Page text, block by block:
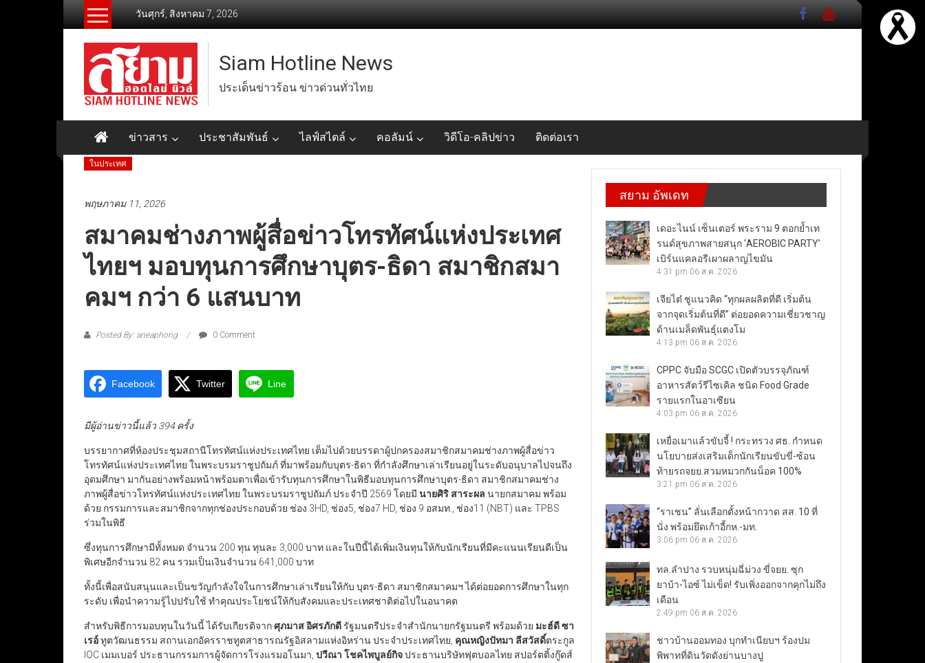
วันศุกร์, สิงหาคม 7, 2026
Siam Hotline News
ประเด็นข่าวร้อน ข่าวด่วนทั่วไทย
ข่าวสาร ประชาสัมพันธ์ ไลฟ์สไตล์ คอลัมน์ วิดีโอ-คลิปข่าว ติดต่อเรา
ในประเทศ
พฤษภาคม 11, 2026
สมาคมช่างภาพผู้สื่อข่าวโทรทัศน์แห่งประเทศ
ไทยฯ มอบทุนการศึกษาบุตร-ธิดา สมาชิกสมา
คมฯ กว่า 6 แสนบาท
Posted By: aneaphong 0 Comment
Facebook Twitter Line
มีผู้อ่านข่าวนี้แล้ว 394 ครั้ง
บรรยากาศที่ห้องประชุมสถานีโทรทัศน์แห่งประเทศไทย เต็มไปด้วยบรรดาผู้ปกครองสมาชิกสมาคมช่างภาพผู้สื่อข่าว
โทรทัศน์แห่งประเทศไทย ในพระบรมราชูปถัมภ์ ที่มาพร้อมกับบุตร-ธิดา ที่กำลังศึกษาเล่าเรียนอยู่ในระดับอนุบาลไปจนถึง
อุดมศึกษา มากันอย่างพร้อมหน้าพร้อมตาเพื่อเข้ารับทุนการศึกษาในพิธีมอบทุนการศึกษาบุตร-ธิดา สมาชิกสมาคมช่าง
ภาพผู้สื่อข่าวโทรทัศน์แห่งประเทศไทย ในพระบรมราชูปถัมภ์ ประจำปี 2569 โดยมี นายศิริ สาระผล นายกสมาคม พร้อม
ด้วย กรรมการและสมาชิกจากทุกช่องประกอบด้วย ช่อง 3HD, ช่อง5, ช่อง7 HD, ช่อง 9 อสมท., ช่อง11 (NBT) และ TPBS
ร่วมในพิธี
ซึ่งทุนการศึกษามีทั้งหมด จำนวน 200 ทุน ทุนละ 3,000 บาท และในปีนี้ได้เพิ่มเงินทุนให้กับนักเรียนที่มีคะแนนเรียนดีเป็น
พิเศษอีกจำนวน 82 คน รวมเป็นเงินจำนวน 641,000 บาท
ทั้งนี้เพื่อสนับสนุนและเป็นขวัญกำลังใจในการศึกษาเล่าเรียนให้กับ บุตร-ธิดา สมาชิกสมาคมฯ ได้ต่อยอดการศึกษาในทุก
ระดับ เพื่อนำความรู้ไปปรับใช้ ทำคุณประโยชน์ให้กับสังคมและประเทศชาติต่อไปในอนาคต
สำหรับพิธีการมอบทุนในวันนี้ ได้รับเกียรติจากศุภมาส อิศรภักดี รัฐมนตรีประจำสำนักนายกรัฐมนตรี พร้อมด้วย มะฮ์ดี ซา
เรอ์ทูตวัฒนธรรม สถานเอกอัครราชทูตสาธารณรัฐอิสลามแห่งอิหร่าน ประจำประเทศไทย, คุณหญิงปัทมา ลีสวัสดิ์ตระกูล
IOC เมมเบอร์ ประธานกรรมการผู้จัดการโรงแรมอโนมา, ปวีณา โชคไพบูลย์กิจประธานบริษัทฟุตบอลไทย สปอร์ตติ้งกู๊ดส์
สยาม อัพเดท
เดอะไนน์ เซ็นเตอร์ พระราม 9 ตอกย้ำเท
รนด์สุขภาพสายสนุก ‘AEROBIC PARTY’
เบิร์นแคลอรีเผาผลาญไขมัน
4:31 pm 06 ส.ค. 2026
เจียไต๋ ชูแนวคิด “ทุกผลผลิตที่ดี เริ่มต้น
จากจุดเริ่มต้นที่ดี” ต่อยอดความเชี่ยวชาญ
ด้านเมล็ดพันธุ์แตงโม
4:13 pm 06 ส.ค. 2026
CPPC จับมือ SCGC เปิดตัวบรรจุภัณฑ์
อาหารสัตว์รีไซเคิล ชนิด Food Grade
รายแรกในอาเซียน
4:03 pm 06 ส.ค. 2026
เหยื่อเมาแล้วขับจี้ ! กระทรวง ศธ. กำหนด
นโยบายส่งเสริมเด็กนักเรียนขับขี่-ซ้อน
ท้ายรถจยย.สวมหมวกกันน็อค 100%
3:21 pm 06 ส.ค. 2026
“ราเชน” ลั่นเลือกตั้งหน้ากวาด สส. 10 ที่
นั่ง พร้อมยึดเก้าอี้กห.-มท.
3:06 pm 06 ส.ค. 2026
ทล.ลำปาง รวบหนุ่มฉี่ม่วง ขี่จยย. ซุก
ยาบ้า-ไอซ์ ไม่เข็ด! รับเพิ่งออกจากคุกไม่ถึง
เดือน
2:49 pm 06 ส.ค. 2026
ชาวบ้านออมทอง บุกทำเนียบฯ ร้องปม
พิพาทที่ดินวัดดังย่านบางปู